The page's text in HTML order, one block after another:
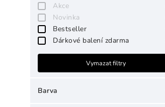
Akce
Novinka
Bestseller
Dárkové balení zdarma
Barva
Vymazat filtry